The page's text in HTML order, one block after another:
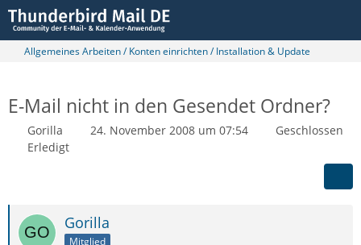
Allgemeines Arbeiten / Konten einrichten / Installation & Update
E-Mail nicht in den Gesendet Ordner?
Gorilla 24. November 2008 um 07:54
Geschlossen
Erledigt
Gorilla
Mitglied